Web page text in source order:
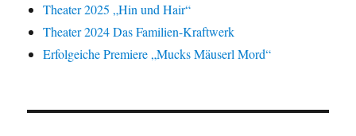
Theater 2025 „Hin und Hair“
Theater 2024 Das Familien-Kraftwerk
Erfolgeiche Premiere „Mucks Mäuserl Mord“